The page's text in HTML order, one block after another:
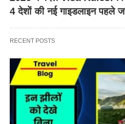
4 देशों की नई गाइडलाइन पहले
RECENT POSTS